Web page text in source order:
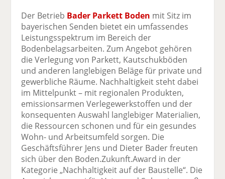
Der Betrieb Bader Parkett Boden mit Sitz im
bayerischen Senden bietet ein umfassendes
Leistungsspektrum im Bereich der
Bodenbelagsarbeiten. Zum Angebot gehören
die Verlegung von Parkett, Kautschukböden
und anderen langlebigen Beläge für private und
gewerbliche Räume. Nachhaltigkeit steht dabei
im Mittelpunkt – mit regionalen Produkten,
emissionsarmen Verlegewerkstoffen und der
konsequenten Auswahl langlebiger Materialien,
die Ressourcen schonen und für ein gesundes
Wohn- und Arbeitsumfeld sorgen. Die
Geschäftsführer Jens und Dieter Bader freuten
sich über den Boden.Zukunft.Award in der
Kategorie „Nachhaltigkeit auf der Baustelle“. Die